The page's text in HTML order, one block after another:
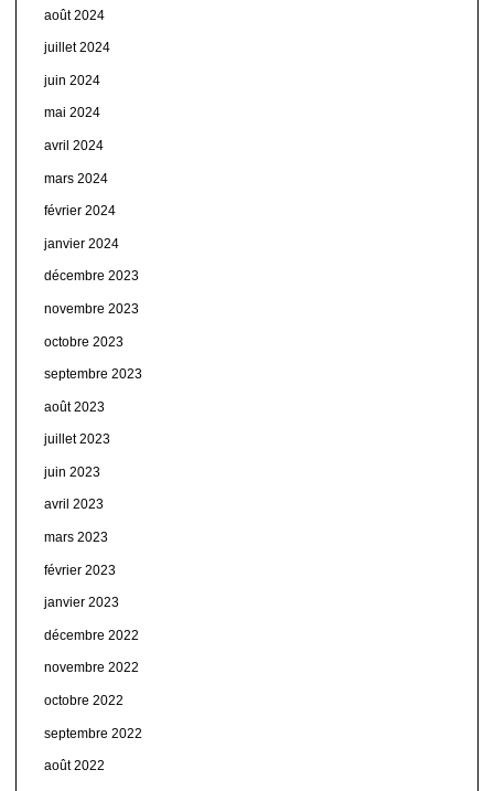
août 2024
juillet 2024
juin 2024
mai 2024
avril 2024
mars 2024
février 2024
janvier 2024
décembre 2023
novembre 2023
octobre 2023
septembre 2023
août 2023
juillet 2023
juin 2023
avril 2023
mars 2023
février 2023
janvier 2023
décembre 2022
novembre 2022
octobre 2022
septembre 2022
août 2022